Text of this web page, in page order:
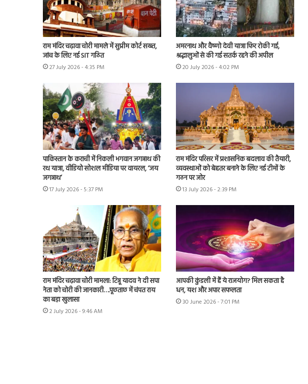
राम मंदिर चढ़ावा चोरी मामले में सुप्रीम कोर्ट सख्त,
जांच के लिए नई SIT गठित
27 July 2026 - 4:35 PM
अमरनाथ और वैष्णो देवी यात्रा फिर रोकी गई,
श्रद्धालुओं से की गई सतर्क रहने की अपील
20 July 2026 - 4:02 PM
पाकिस्तान के कराची में निकली भगवान जगन्नाथ की
रथ यात्रा, वीडियो सोशल मीडिया पर वायरल, ‘जय
जगन्नाथ’
17 July 2026 - 5:37 PM
राम मंदिर परिसर में प्रशासनिक बदलाव की तैयारी,
व्यवस्थाओं को बेहतर बनाने के लिए नई टीमों के
गठन पर जोर
13 July 2026 - 2:39 PM
राम मंदिर चढ़ावा चोरी मामला: टिन्नू यादव ने दी सपा
नेता को चोरी की जानकारी….पूछताछ में चंपत राय
का बड़ा खुलासा
2 July 2026 - 9:46 AM
आपकी कुंडली में हैं ये राजयोग? मिल सकता है
धन, यश और अपार सफलता
30 June 2026 - 7:01 PM